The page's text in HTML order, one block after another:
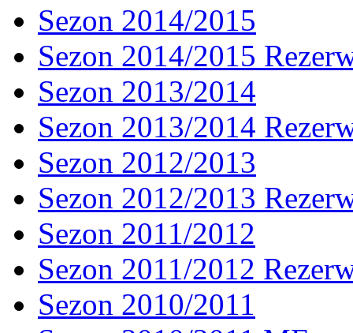
Sezon 2014/2015
Sezon 2014/2015
Sezon 2013/2014
Sezon 2013/2014
Sezon 2012/2013
Sezon 2012/2013
Sezon 2011/2012
Sezon 2011/2012
Sezon 2010/2011